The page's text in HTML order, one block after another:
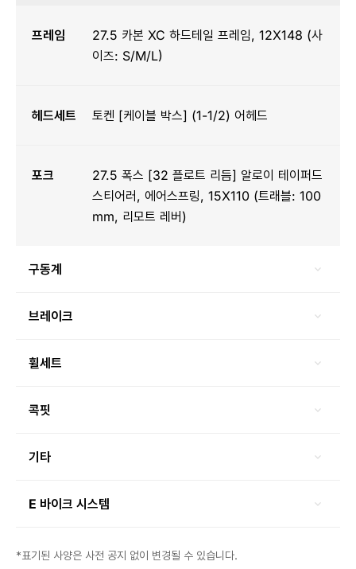
프레임
27.5 카본 XC 하드테일 프레임, 12X148 (사
이즈: S/M/L)
헤드세트 토켄 [케이블 박스] (1-1/2) 어헤드
포크
27.5 폭스 [32 플로트 리듬] 알로이 테이퍼드
스티어러, 에어스프링, 15X110 (트래블: 100
mm, 리모트 레버)
구동계
브레이크
휠세트
콕핏
기타
E 바이크 시스템
*표기된 사양은 사전 공지 없이 변경될 수 있습니다.